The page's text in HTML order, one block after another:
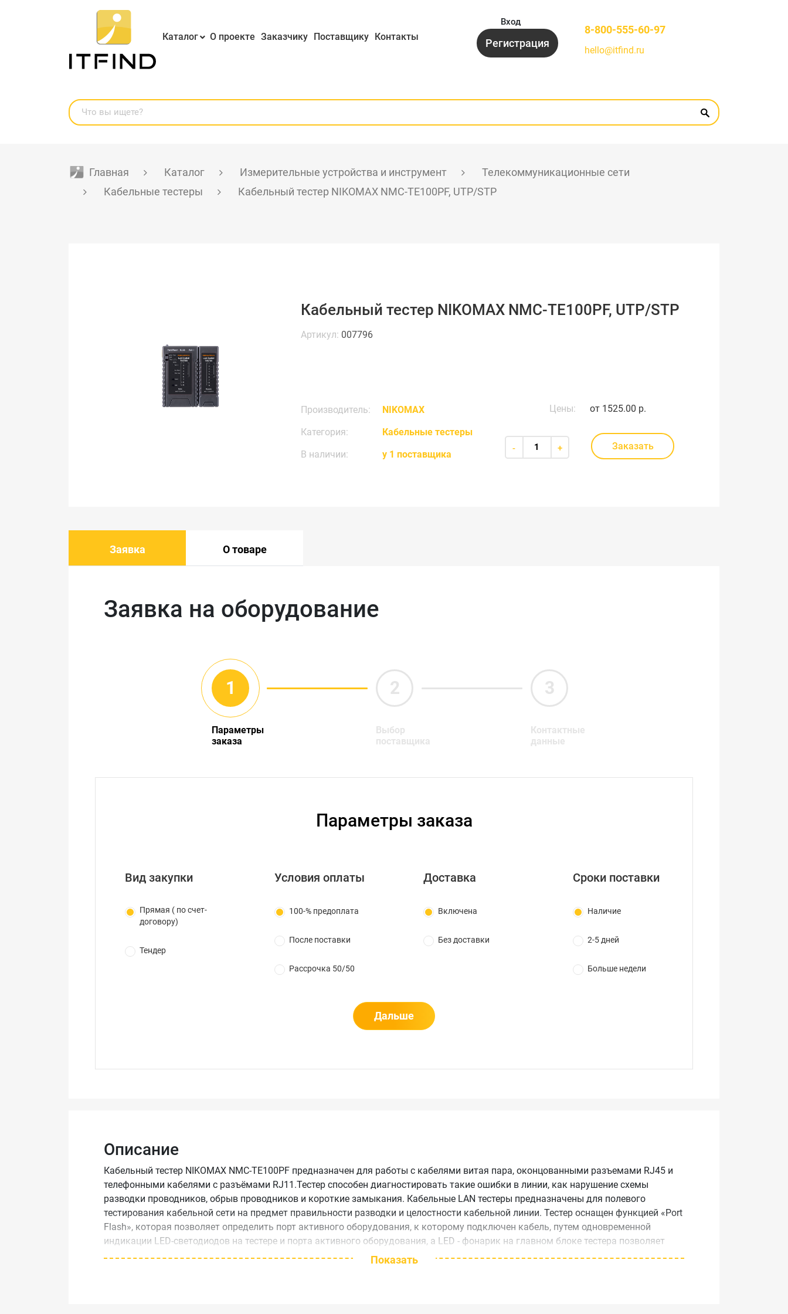
Каталог О проекте Заказчику Поставщику Контакты
Вход
Регистрация
8-800-555-60-97
hello@itfind.ru
Главная Каталог Измерительные устройства и инструмент
Телекоммуникационные сети
Кабельные тестеры
Кабельный тестер NIKOMAX NMC-TE100PF, UTP/STP
Кабельный тестер NIKOMAX NMC-TE100PF, UTP/STP
Артикул: 007796
Производитель:
NIKOMAX
Категория:
Кабельные тестеры
В наличии:
у 1 поставщика
Цены: от 1525.00 р.
- + Заказать
Заявка О товаре
Описание
Кабельный тестер NIKOMAX NMC-TE100PF предназначен для работы с кабелями витая пара, оконцованными разъемами RJ45 и
телефонными кабелями с разъёмами RJ11.Тестер способен диагностировать такие ошибки в линии, как нарушение схемы
разводки проводников, обрыв проводников и короткие замыкания. Кабельные LAN тестеры предназначены для полевого
тестирования кабельной сети на предмет правильности разводки и целостности кабельной линии. Тестер оснащен функцией «Port
Flash», которая позволяет определить порт активного оборудования, к которому подключен кабель, путем одновременной
индикации LED-светодиодов на тестере и порта активного оборудования, а LED - фонарик на главном блоке тестера позволяет
проводить работы в условиях плохой освещенности помещений.Показать
Заявка на оборудование
Параметры
заказа
Выбор
поставщика
Контактные
данные
Параметры заказа
Вид закупки
Прямая ( по счет-
договору)
Тендер
Условия оплаты
100-% предоплата
После поставки
Рассрочка 50/50
Доставка
Включена
Без доставки
Сроки поставки
Наличие
2-5 дней
Больше недели
Дальше